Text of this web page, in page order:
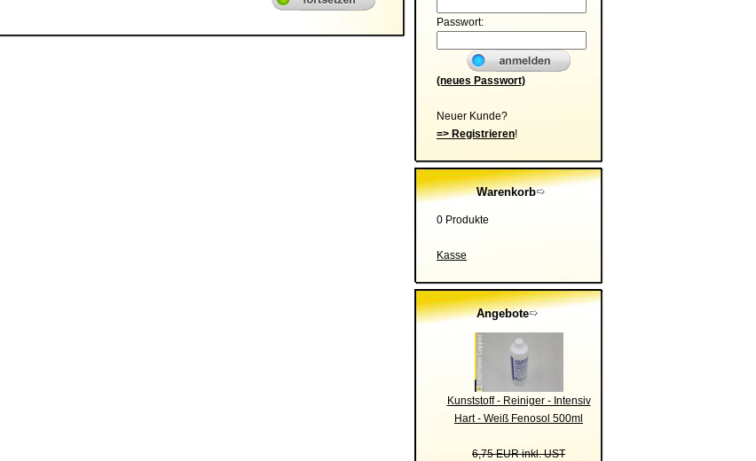
Passwort:
(neues Passwort)
Neuer Kunde?
=> Registrieren!
Warenkorb
0 Produkte
Kasse
Angebote
Kunststoff - Reiniger - Intensiv
Hart - Weiß Fenosol 500ml
6,75 EUR inkl. UST